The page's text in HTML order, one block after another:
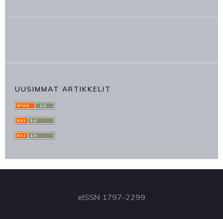
UUSIMMAT ARTIKKELIT
eISSN 1797-2299